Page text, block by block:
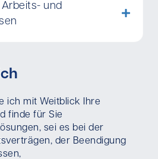
und
ich mit Weitblick Ihre
finde für Sie
sei es bei der
der Beendigung